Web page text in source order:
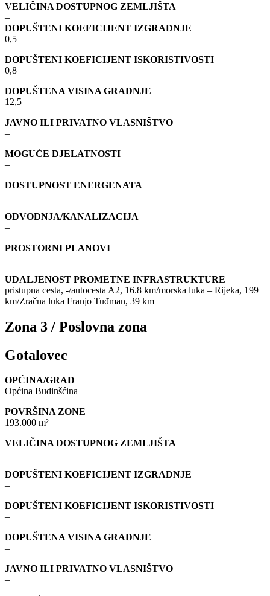
VELIČINA DOSTUPNOG ZEMLJIŠTA
–
DOPUŠTENI KOEFICIJENT IZGRADNJE
0,5
DOPUŠTENI KOEFICIJENT ISKORISTIVOSTI
0,8
DOPUŠTENA VISINA GRADNJE
12,5
JAVNO ILI PRIVATNO VLASNIŠTVO
–
MOGUĆE DJELATNOSTI
–
DOSTUPNOST ENERGENATA
–
ODVODNJA/KANALIZACIJA
–
PROSTORNI PLANOVI
–
UDALJENOST PROMETNE INFRASTRUKTURE
pristupna cesta, -/autocesta A2, 16.8 km/morska luka – Rijeka, 199
km/Zračna luka Franjo Tuđman, 39 km
Zona 3 / Poslovna zona
Gotalovec
OPĆINA/GRAD
Općina Budinšćina
POVRŠINA ZONE
193.000 m²
VELIČINA DOSTUPNOG ZEMLJIŠTA
–
DOPUŠTENI KOEFICIJENT IZGRADNJE
–
DOPUŠTENI KOEFICIJENT ISKORISTIVOSTI
–
DOPUŠTENA VISINA GRADNJE
–
JAVNO ILI PRIVATNO VLASNIŠTVO
–